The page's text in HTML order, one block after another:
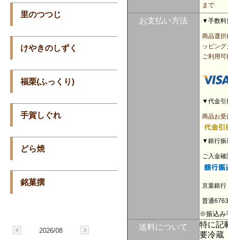
まで
お支払い方法 ▼手数料
商品選択
ッピン
ご利用
▼代金引
商品お
▼銀行振
ご入金
京葉銀
普通
※振込み
送料について
特に記
要冷蔵
里のつつじ
けやきのしずく
福栗(ふっくり)
手賀しぐれ
どら焼
銘菓撰
2026/08